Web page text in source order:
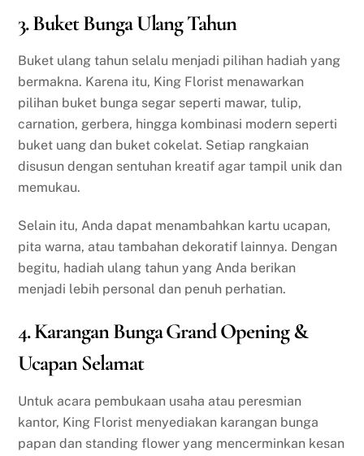
3. Buket Bunga Ulang Tahun
Buket ulang tahun selalu menjadi pilihan hadiah yang
bermakna. Karena itu, King Florist menawarkan
pilihan buket bunga segar seperti mawar, tulip,
carnation, gerbera, hingga kombinasi modern seperti
buket uang dan buket cokelat. Setiap rangkaian
disusun dengan sentuhan kreatif agar tampil unik dan
memukau.
Selain itu, Anda dapat menambahkan kartu ucapan,
pita warna, atau tambahan dekoratif lainnya. Dengan
begitu, hadiah ulang tahun yang Anda berikan
menjadi lebih personal dan penuh perhatian.
4. Karangan Bunga Grand Opening &
Ucapan Selamat
Untuk acara pembukaan usaha atau peresmian
kantor, King Florist menyediakan karangan bunga
papan dan standing flower yang mencerminkan kesan